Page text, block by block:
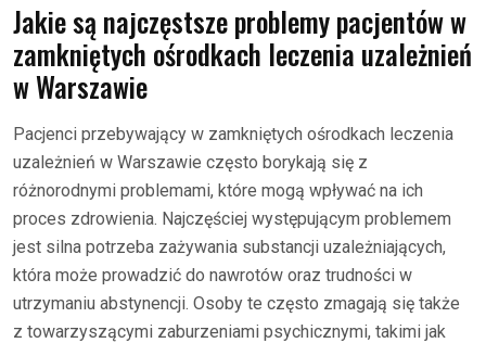
Jakie są najczęstsze problemy pacjentów w
zamkniętych ośrodkach leczenia uzależnień
w Warszawie
Pacjenci przebywający w zamkniętych ośrodkach leczenia
uzależnień w Warszawie często borykają się z
różnorodnymi problemami, które mogą wpływać na ich
proces zdrowienia. Najczęściej występującym problemem
jest silna potrzeba zażywania substancji uzależniających,
która może prowadzić do nawrotów oraz trudności w
utrzymaniu abstynencji. Osoby te często zmagają się także
z towarzyszącymi zaburzeniami psychicznymi, takimi jak